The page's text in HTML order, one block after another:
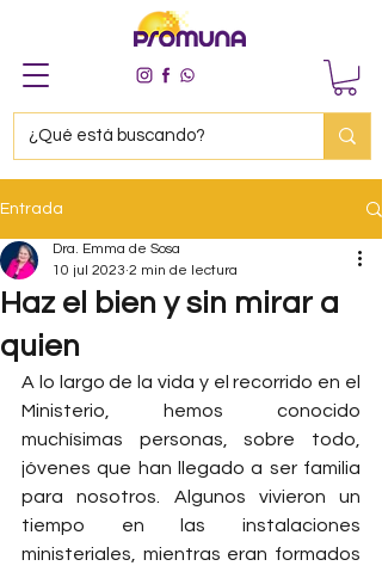
Entrada
Haz el bien y sin mirar a
quien
Dra. Emma de Sosa
10 jul 2023 2 min de lectura
A lo largo de la vida y el recorrido en el
Ministerio, hemos conocido
muchísimas personas, sobre todo,
jóvenes que han llegado a ser familia
para nosotros. Algunos vivieron un
tiempo en las instalaciones
ministeriales, mientras eran formados